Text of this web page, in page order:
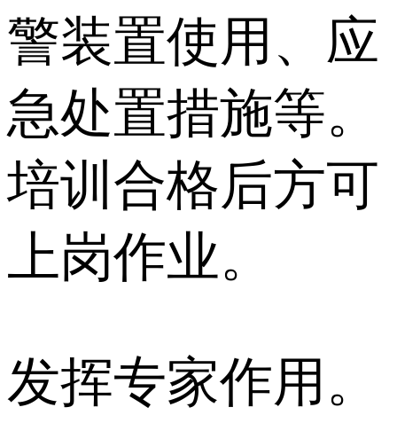
警装置使用、应
急处置措施等。
培训合格后方可
上岗作业。
发挥专家作用。